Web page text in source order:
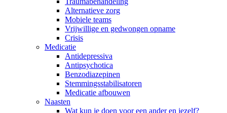
Alternatieve zorg
Mobiele teams
Vrijwillige en gedwongen opname
Crisis
Medicatie
Antidepressiva
Antipsychotica
Benzodiazepinen
Stemmingsstabilisatoren
Medicatie afbouwen
Naasten
Wat kun je doen voor een ander en jezelf?